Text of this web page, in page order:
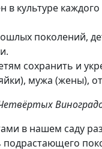
в культуре
поколений,
сохранить и
мужа (жены),
в нашем саду